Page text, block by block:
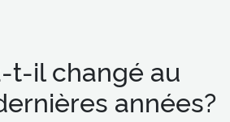
t-il changé au
années?